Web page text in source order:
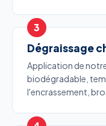
Dégraissage
Application de
biodégradable,
l'encrassement,